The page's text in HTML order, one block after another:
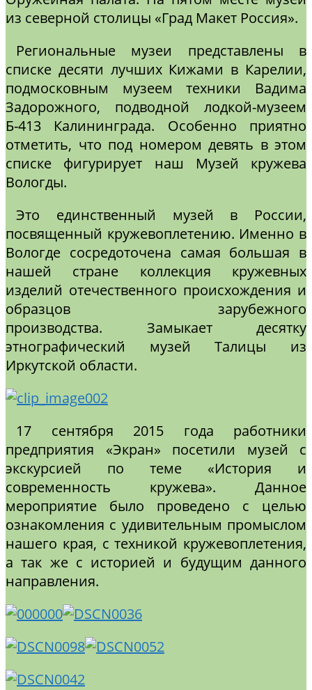
из северной столицы «Град Макет Россия».
Региональные музеи представлены в
списке десяти лучших Кижами в Карелии,
подмосковным музеем техники Вадима
Задорожного, подводной лодкой-музеем
Б-413 Калининграда. Особенно приятно
отметить, что под номером девять в этом
списке фигурирует наш Музей кружева
Вологды.
Это единственный музей в России,
посвященный кружевоплетению. Именно в
Вологде сосредоточена самая большая в
нашей стране коллекция кружевных
изделий отечественного происхождения и
образцов зарубежного
производства. Замыкает десятку
этнографический музей Талицы из
Иркутской области.
17 сентября 2015 года работники
предприятия «Экран» посетили музей с
экскурсией по теме «История и
современность кружева». Данное
мероприятие было проведено с целью
ознакомления с удивительным промыслом
нашего края, с техникой кружевоплетения,
а так же с историей и будущим данного
направления.